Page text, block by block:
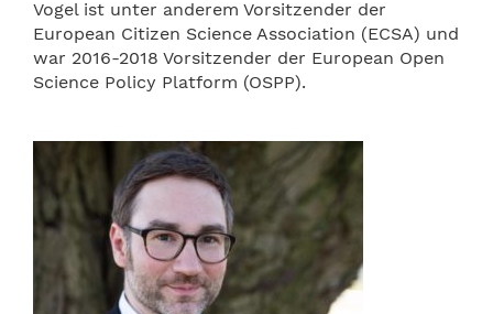
Vogel ist unter anderem Vorsitzender der
European Citizen Science Association (ECSA) und
war 2016-2018 Vorsitzender der European Open
Science Policy Platform (OSPP).